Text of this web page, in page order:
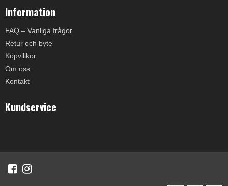
Information
FAQ – Vanliga frågor
Retur och byte
Köpvillkor
Om oss
Kontakt
Kundservice